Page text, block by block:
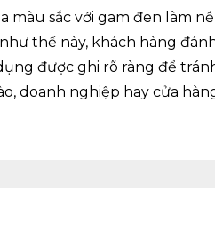
màu sắc với gam đen làm
thế này, khách hàng
được ghi rõ ràng để
doanh nghiệp hay cửa